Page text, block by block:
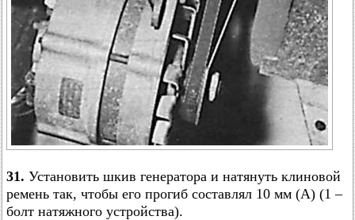
31. Установить шкив генератора и натянуть клиновой
ремень так, чтобы его прогиб составлял 10 мм (A) (1 –
болт натяжного устройства).